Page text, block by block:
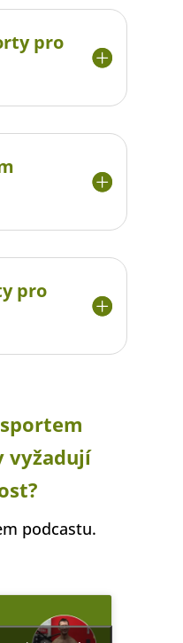
pro
pro
vyžadují
podcastu.